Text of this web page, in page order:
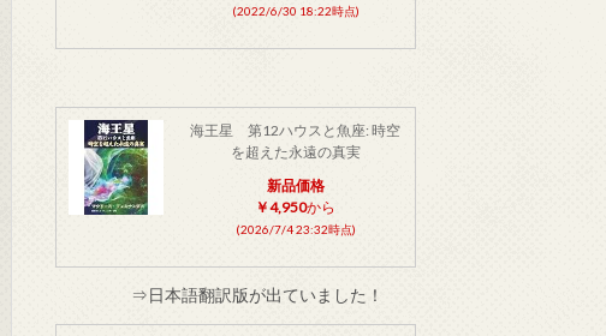
(2022/6/30 18:22時点)
海王星 第12ハウスと魚座: 時空
を超えた永遠の真実
新品価格
￥4,950から
(2026/7/4 23:32時点)
⇒日本語翻訳版が出ていました！